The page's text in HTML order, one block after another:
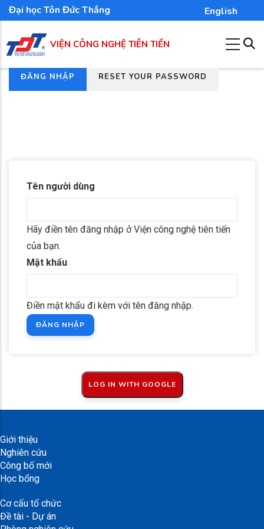
Nhảy
đến
nội
dung
Đại học Tôn Đức Thắng English
VIỆN CÔNG NGHỆ TIÊN TIẾN
Tab
chính
ĐĂNG NHẬP RESET YOUR PASSWORD
Tên người dùng
Hãy điền tên đăng nhập ở Viện công nghệ tiên tiến
của bạn.
Mật khẩu
Điền mật khẩu đi kèm với tên đăng nhập.
Giới thiệu
Nghiên cứu
Công bố mới
Học bổng
Cơ cấu tổ chức
Đề tài - Dự án